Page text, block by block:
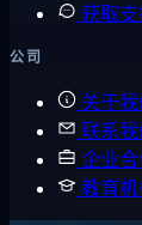
获取
公司
关于我
联系我
企业合
教育机